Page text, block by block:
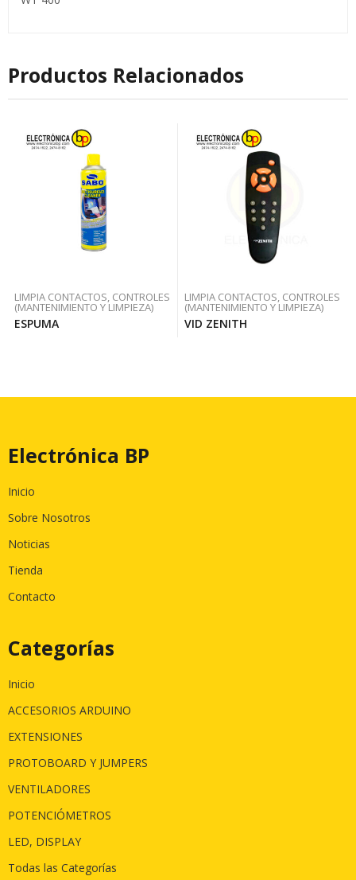
Productos Relacionados
LIMPIA CONTACTOS, CONTROLES
(MANTENIMIENTO Y LIMPIEZA)
ESPUMA
LIMPIA CONTACTOS, CONTROLES
(MANTENIMIENTO Y LIMPIEZA)
VID ZENITH
Electrónica BP
Inicio
Sobre Nosotros
Noticias
Tienda
Contacto
Categorías
Inicio
ACCESORIOS ARDUINO
EXTENSIONES
PROTOBOARD Y JUMPERS
VENTILADORES
POTENCIÓMETROS
LED, DISPLAY
Todas las Categorías